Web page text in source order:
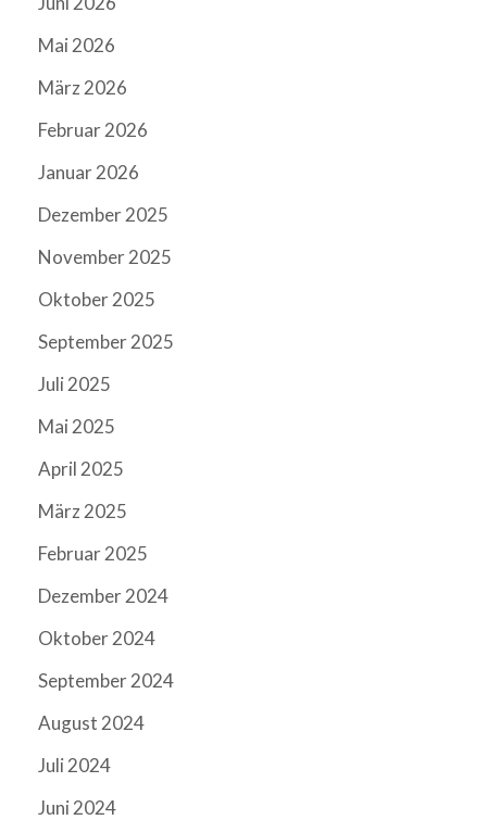
Mai 2026
März 2026
Februar 2026
Januar 2026
Dezember 2025
November 2025
Oktober 2025
September 2025
Juli 2025
Mai 2025
April 2025
März 2025
Februar 2025
Dezember 2024
Oktober 2024
September 2024
August 2024
Juli 2024
Juni 2024